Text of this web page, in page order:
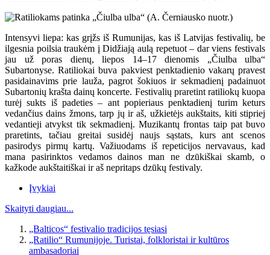
Intensyvi liepa: kas grįžs iš Rumunijas, kas iš Latvijas festivalių, be
ilgesnia poilsia traukėm į Didžiają aulą repetuot – dar viens festivals
jau už poras dienų, liepos 14–17 dienomis „Čiulba ulba“
Subartonyse. Ratiliokai buva pakviest penktadienio vakarų pravest
pasidainavims prie lauža, pagrot šokiuos ir sekmadienį padainuot
Subartonių krašta dainų koncerte. Festivalių praretint ratiliokų kuopa
turėj sukts iš padeties – ant popieriaus penktadienį turim keturs
vedančius dains žmons, tarp jų ir aš, užkietėjs aukštaits, kiti stipriej
vedantieji atvykst tik sekmadienį. Muzikantų frontas taip pat buvo
praretints, tačiau greitai susidėj naujs sąstats, kurs ant scenos
pasirodys pirmų kartų. Važiuodams iš repeticijos nervavaus, kad
mana pasirinktos vedamos dainos man ne dzūkiškai skamb, o
kažkode aukštaitiškai ir aš nepritaps dzūkų festivaly.
Įvykiai
Skaityti daugiau...
„Balticos“ festivalio tradicijos tęsiasi
„Ratilio“ Rumunijoje. Turistai, folkloristai ir kultūros
ambasadoriai